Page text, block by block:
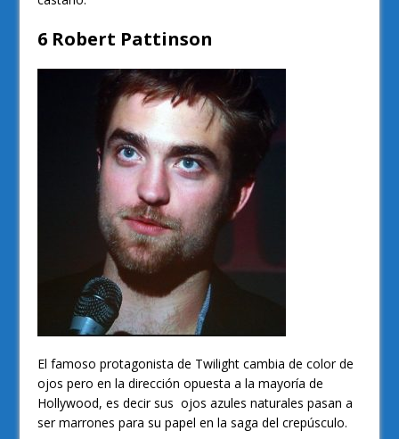
6 Robert Pattinson
El famoso protagonista de Twilight cambia de color de
ojos pero en la dirección opuesta a la mayoría de
Hollywood, es decir sus ojos azules naturales pasan a
ser marrones para su papel en la saga del crepúsculo.